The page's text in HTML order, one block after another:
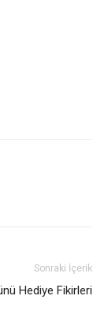
Sonraki İçerik
Hediye Fikirleri